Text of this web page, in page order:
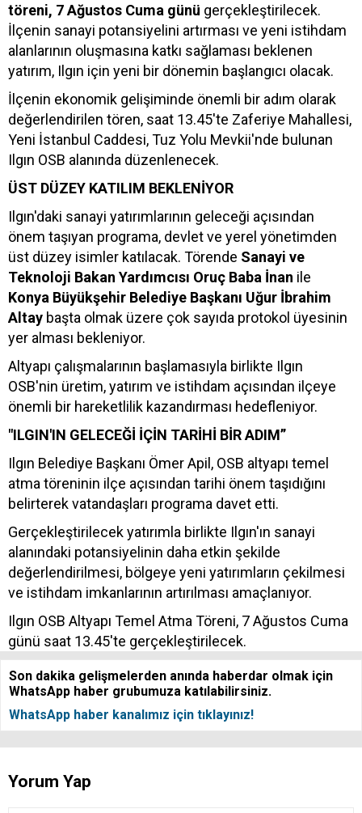
töreni, 7 Ağustos Cuma günü gerçekleştirilecek.
İlçenin sanayi potansiyelini artırması ve yeni istihdam
alanlarının oluşmasına katkı sağlaması beklenen
yatırım, Ilgın için yeni bir dönemin başlangıcı olacak.
İlçenin ekonomik gelişiminde önemli bir adım olarak
değerlendirilen tören, saat 13.45'te Zaferiye Mahallesi,
Yeni İstanbul Caddesi, Tuz Yolu Mevkii'nde bulunan
Ilgın OSB alanında düzenlenecek.
ÜST DÜZEY KATILIM BEKLENİYOR
Ilgın'daki sanayi yatırımlarının geleceği açısından
önem taşıyan programa, devlet ve yerel yönetimden
üst düzey isimler katılacak. Törende Sanayi ve
Teknoloji Bakan Yardımcısı Oruç Baba İnan ile
Konya Büyükşehir Belediye Başkanı Uğur İbrahim
Altay başta olmak üzere çok sayıda protokol üyesinin
yer alması bekleniyor.
Altyapı çalışmalarının başlamasıyla birlikte Ilgın
OSB'nin üretim, yatırım ve istihdam açısından ilçeye
önemli bir hareketlilik kazandırması hedefleniyor.
"ILGIN'IN GELECEĞİ İÇİN TARİHİ BİR ADIM”
Ilgın Belediye Başkanı Ömer Apil, OSB altyapı temel
atma töreninin ilçe açısından tarihi önem taşıdığını
belirterek vatandaşları programa davet etti.
Gerçekleştirilecek yatırımla birlikte Ilgın'ın sanayi
alanındaki potansiyelinin daha etkin şekilde
değerlendirilmesi, bölgeye yeni yatırımların çekilmesi
ve istihdam imkanlarının artırılması amaçlanıyor.
Ilgın OSB Altyapı Temel Atma Töreni, 7 Ağustos Cuma
günü saat 13.45'te gerçekleştirilecek.
Son dakika gelişmelerden anında haberdar olmak için
WhatsApp haber grubumuza katılabilirsiniz.
WhatsApp haber kanalımız için tıklayınız!
Yorum Yap